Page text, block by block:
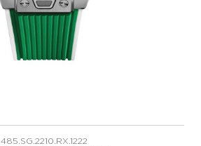
485.SG.2210.RX.1222